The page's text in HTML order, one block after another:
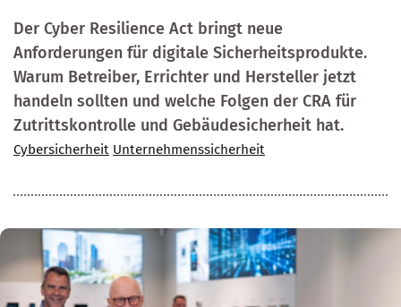
Der Cyber Resilience Act bringt neue
Anforderungen für digitale Sicherheitsprodukte.
Warum Betreiber, Errichter und Hersteller jetzt
handeln sollten und welche Folgen der CRA für
Zutrittskontrolle und Gebäudesicherheit hat.
Cybersicherheit Unternehmenssicherheit